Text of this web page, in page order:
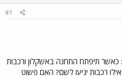
#1
תיפתח התחנה באשקלון ורכבות
רכבות יגיעו לשם? האם פשוט